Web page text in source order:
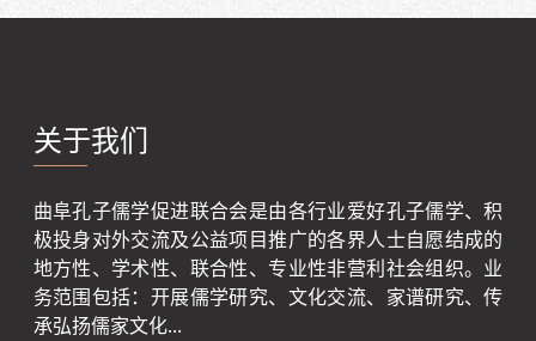
关于我们
曲阜孔子儒学促进联合会是由各行业爱好孔子儒学、积
极投身对外交流及公益项目推广的各界人士自愿结成的
地方性、学术性、联合性、专业性非营利社会组织。业
务范围包括：开展儒学研究、文化交流、家谱研究、传
承弘扬儒家文化...